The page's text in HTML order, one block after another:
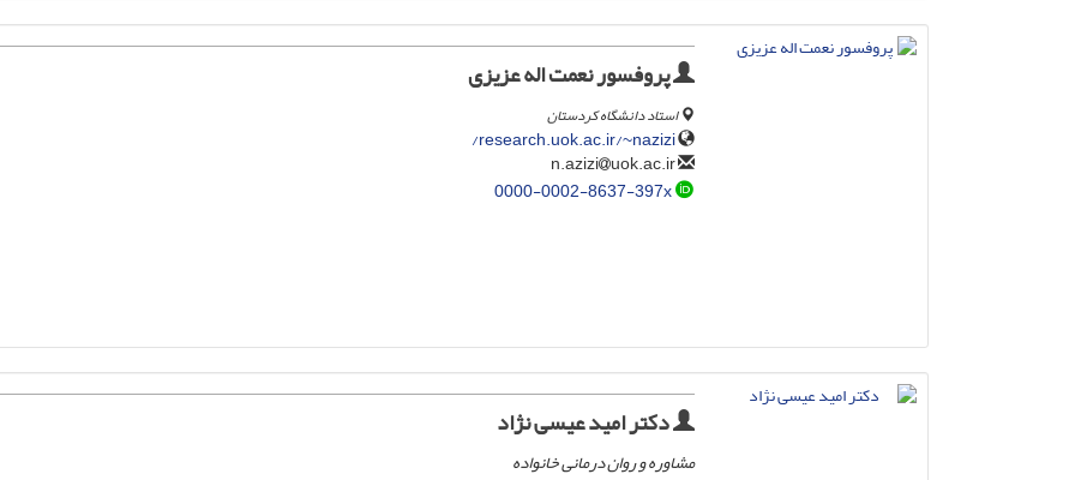
پروفسور نعمت اله عزیزی
استاد دانشگاه کردستان
research.uok.ac.ir/~nazizi/
uok.ac.ir
0000-0002-8637-397x
دکتر امید عیسی نژاد
مشاوره و روان درمانی خانواده